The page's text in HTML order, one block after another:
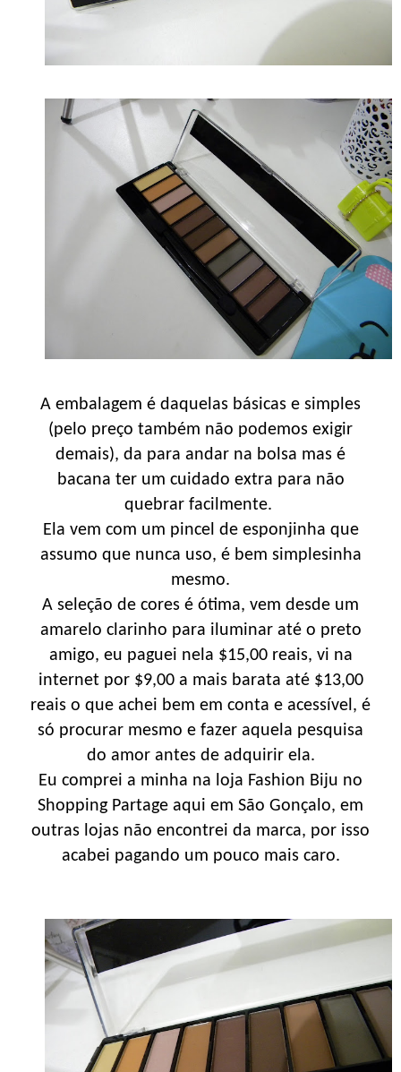
A embalagem é daquelas básicas e simples
(pelo preço também não podemos exigir
demais), da para andar na bolsa mas é
bacana ter um cuidado extra para não
quebrar facilmente.
Ela vem com um pincel de esponjinha que
assumo que nunca uso, é bem simplesinha
mesmo.
A seleção de cores é ótima, vem desde um
amarelo clarinho para iluminar até o preto
amigo, eu paguei nela $15,00 reais, vi na
internet por $9,00 a mais barata até $13,00
reais o que achei bem em conta e acessível, é
só procurar mesmo e fazer aquela pesquisa
do amor antes de adquirir ela.
Eu comprei a minha na loja Fashion Biju no
Shopping Partage aqui em São Gonçalo, em
outras lojas não encontrei da marca, por isso
acabei pagando um pouco mais caro.